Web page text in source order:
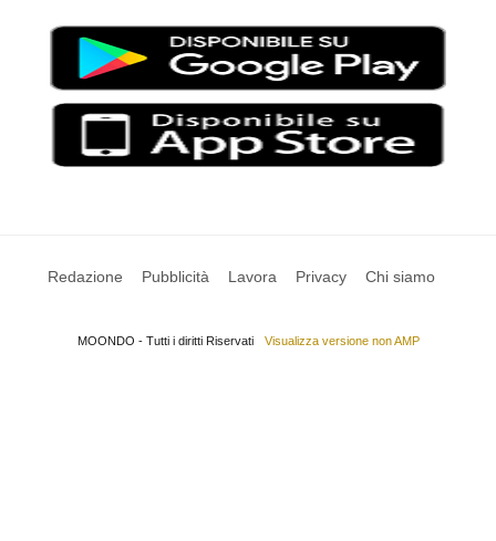
Redazione Pubblicità Lavora Privacy Chi siamo
MOONDO - Tutti i diritti Riservati Visualizza versione non AMP